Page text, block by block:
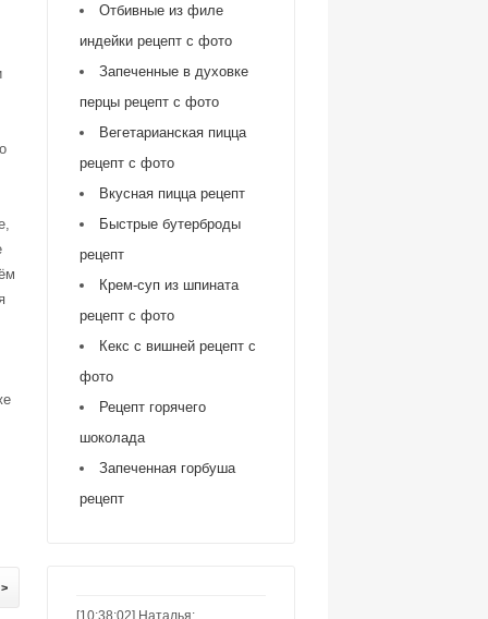
Отбивные из филе
индейки рецепт с фото
Запеченные в духовке
перцы рецепт с фото
Вегетарианская пицца
рецепт с фото
Вкусная пицца рецепт
Быстрые бутерброды
рецепт
Крем-суп из шпината
рецепт с фото
Кекс с вишней рецепт с
фото
Рецепт горячего
шоколада
Запеченная горбуша
рецепт
[10:38:02] Наталья: